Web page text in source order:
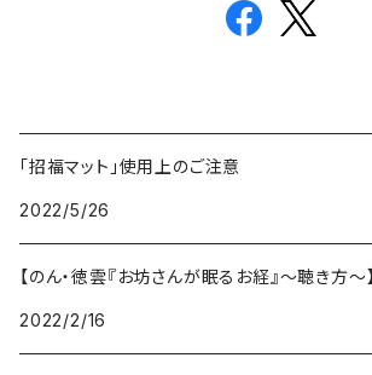
「招福マット」使用上のご注意
2022/5/26
【のん・徳雲『お坊さんが眠るお経』～聴き方～】
2022/2/16